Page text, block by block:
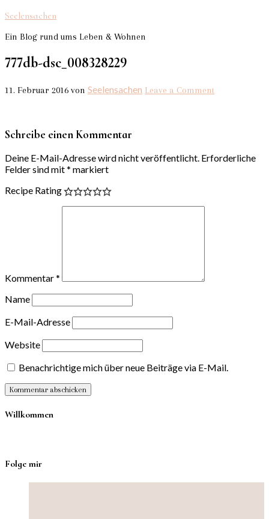
Seelensachen
Ein Blog rund ums Leben & Wohnen
777db-dsc_008328229
11. Februar 2016 von Seelensachen Leave a Comment
Schreibe einen Kommentar
Deine E-Mail-Adresse wird nicht veröffentlicht. Erforderliche
Felder sind mit* markiert
Recipe Rating
Kommentar*
Name
E-Mail-Adresse
Website
Benachrichtige mich über neue Beiträge via E-Mail.
Willkommen
Folge mir